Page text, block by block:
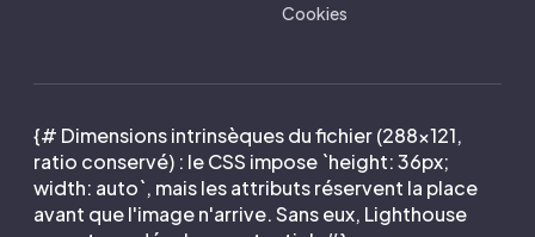
Cookies
{# Dimensions intrinsèques du fichier (288×121,
ratio conservé) : le CSS impose `height: 36px;
width: auto`, mais les attributs réservent la place
avant que l'image n'arrive. Sans eux, Lighthouse